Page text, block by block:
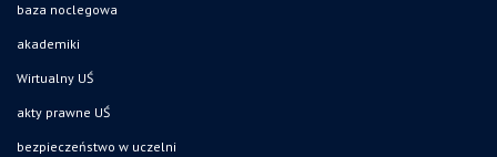
baza noclegowa
akademiki
Wirtualny UŚ
akty prawne UŚ
bezpieczeństwo w uczelni